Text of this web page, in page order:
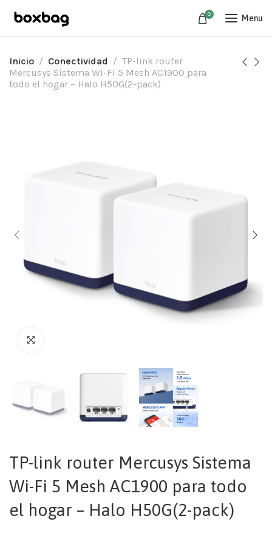
0 Menu
Inicio Conectividad
TP-link router
Mercusys Sistema Wi-Fi 5 Mesh AC1900 para
todo el hogar – Halo H50G(2-pack)
TP-link router Mercusys Sistema
Wi-Fi 5 Mesh AC1900 para todo
el hogar – Halo H50G(2-pack)